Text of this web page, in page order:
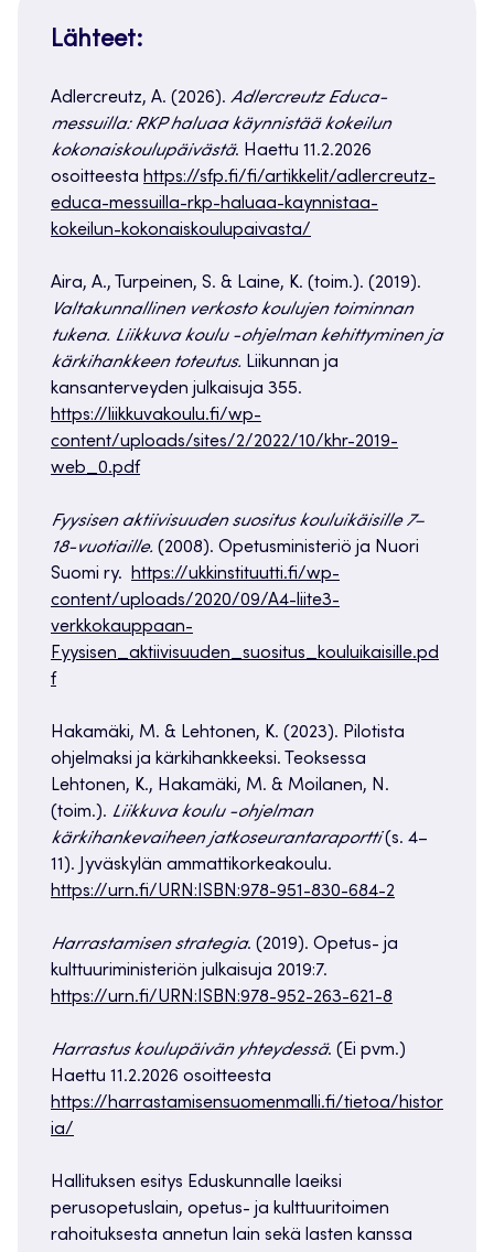
Lähteet:
Adlercreutz, A. (2026). Adlercreutz Educa-
messuilla: RKP haluaa käynnistää kokeilun
kokonaiskoulupäivästä. Haettu 11.2.2026
osoitteesta https://sfp.fi/fi/artikkelit/adlercreutz-
educa-messuilla-rkp-haluaa-kaynnistaa-
kokeilun-kokonaiskoulupaivasta/
Aira, A., Turpeinen, S. & Laine, K. (toim.). (2019).
Valtakunnallinen verkosto koulujen toiminnan
tukena. Liikkuva koulu -ohjelman kehittyminen ja
kärkihankkeen toteutus. Liikunnan ja
kansanterveyden julkaisuja 355.
https://liikkuvakoulu.fi/wp-
content/uploads/sites/2/2022/10/khr-2019-
web_0.pdf
Fyysisen aktiivisuuden suositus kouluikäisille 7–
18-vuotiaille. (2008). Opetusministeriö ja Nuori
Suomi ry.
https://ukkinstituutti.fi/wp-
content/uploads/2020/09/A4-liite3-
verkkokauppaan-
Fyysisen_aktiivisuuden_suositus_kouluikaisille.pd
f
Hakamäki, M. & Lehtonen, K. (2023). Pilotista
ohjelmaksi ja kärkihankkeeksi. Teoksessa
Lehtonen, K., Hakamäki, M. & Moilanen, N.
(toim.). Liikkuva koulu -ohjelman
kärkihankevaiheen jatkoseurantaraportti(s. 4–
11). Jyväskylän ammattikorkeakoulu.
https://urn.fi/URN:ISBN:978-951-830-684-2
Harrastamisen strategia. (2019). Opetus- ja
kulttuuriministeriön julkaisuja 2019:7.
https://urn.fi/URN:ISBN:978-952-263-621-8
Harrastus koulupäivän yhteydessä. (Ei pvm.)
Haettu 11.2.2026 osoitteesta
https://harrastamisensuomenmalli.fi/tietoa/histor
ia/
Hallituksen esitys Eduskunnalle laeiksi
perusopetuslain, opetus- ja kulttuuritoimen
rahoituksesta annetun lain sekä lasten kanssa